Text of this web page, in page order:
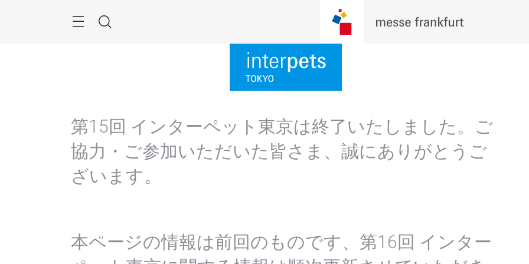
Search
第15回 インターペット東京は終了いたしました。ご
協力・ご参加いただいた皆さま、誠にありがとうご
ざいます。
本ページの情報は前回のものです、第16回 インター